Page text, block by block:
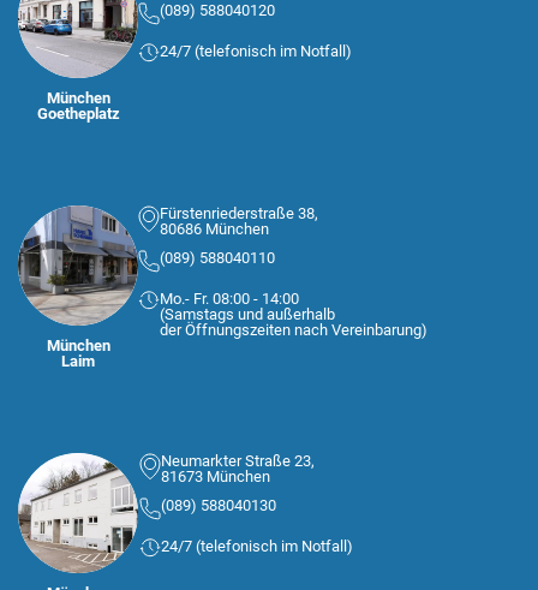
München
Goetheplatz
(089) 588040120
24/7 (telefonisch im Notfall)
München
Laim
Fürstenriederstraße 38,
80686 München
(089) 588040110
Mo.- Fr. 08:00 - 14:00
(Samstags und außerhalb
der Öffnungszeiten nach Vereinbarung)
Neumarkter Straße 23,
81673 München
(089) 588040130
24/7 (telefonisch im Notfall)